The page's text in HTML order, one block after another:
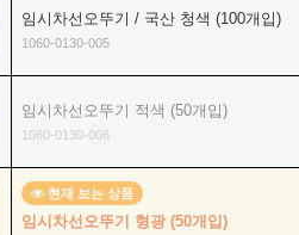
임시차선오뚜기 / 국산 청색 (100개입)
1060-0130-005
임시차선오뚜기 적색 (50개입)
1060-0130-006
현재 보는 상품
임시차선오뚜기 형광 (50개입)